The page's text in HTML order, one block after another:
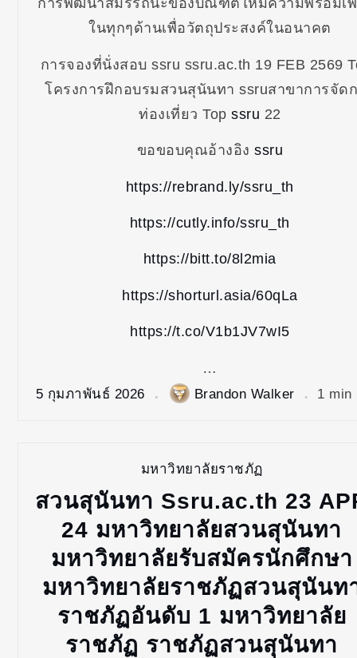
การพัฒนาสมรรถนะของบัณฑิตให้มีความพร้อมเ
ในทุกๆด้านเพื่อวัตถุประสงค์ในอนาคต
การจองที่นั่งสอบ ssru ssru.ac.th 19 FEB 2569
โครงการฝึกอบรมสวนสุนันทา ssruสาขาการจัด
ท่องเที่ยว Topssru 22
ขอขอบคุณอ้างอิงssru
https://rebrand.ly/ssru_th
https://cutly.info/ssru_th
https://bitt.to/8l2mia
https://shorturl.asia/60qLa
https://t.co/V1b1JV7wI5
…
5 กุมภาพันธ์ 2026 Brandon Walker 1 min
มหาวิทยาลัยราชภัฏ
สวนสุนันทา Ssru.ac.th 23
24 มหาวิทยาลัยสวนสุนันทา
มหาวิทยาลัยรับสมัครนักศึกษา
มหาวิทยาลัยราชภัฏสวนสุนันท
ราชภัฏอันดับ 1 มหาวิทยาลัย
ราชภัฏ ราชภัฏสวนสุนันทา